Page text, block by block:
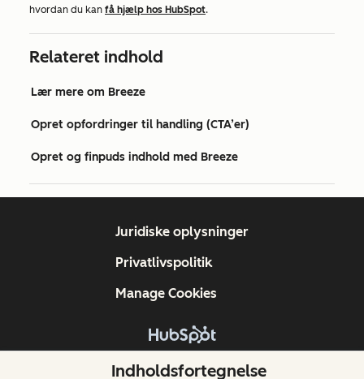
hvordan du kan få hjælp hos HubSpot.
Relateret indhold
Lær mere om Breeze
Opret opfordringer til handling (CTA’er)
Opret og finpuds indhold med Breeze
Indholdsfortegnelse
Copyright © 2026 HubSpot, Inc.
Juridiske oplysninger
Privatlivspolitik
Manage Cookies